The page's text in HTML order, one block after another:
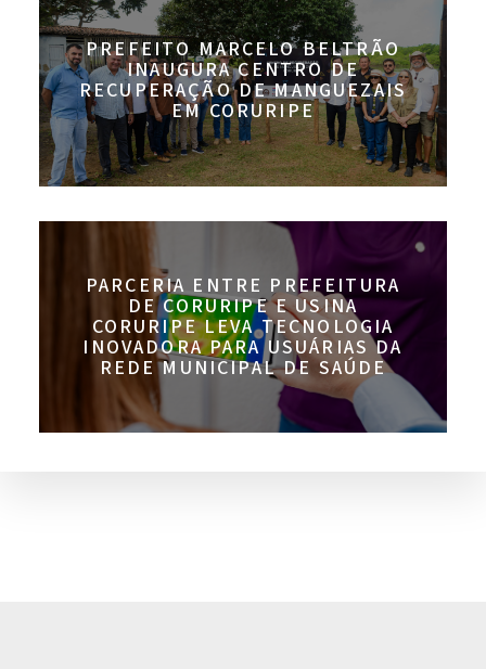
PREFEITO MARCELO BELTRÃO
INAUGURA CENTRO DE
RECUPERAÇÃO DE MANGUEZAIS
EM CORURIPE
PARCERIA ENTRE PREFEITURA
DE CORURIPE E USINA
CORURIPE LEVA TECNOLOGIA
INOVADORA PARA USUÁRIAS DA
REDE MUNICIPAL DE SAÚDE